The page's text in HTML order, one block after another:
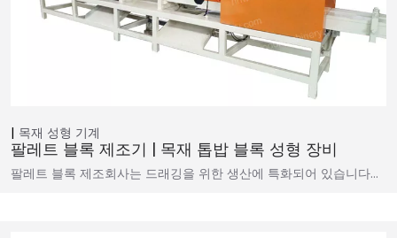
목재 성형 기계
팔레트 블록 제조기 | 목재 톱밥 블록 성형 장비
팔레트 블록 제조회사는 드래깅을 위한 생산에 특화되어 있습니다…